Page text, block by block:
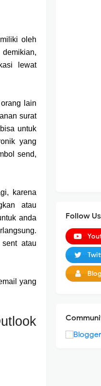
oleh
lewat
lain
surat
untuk
yang
send,
karena
atau
anda
atau
yang
Follow Us